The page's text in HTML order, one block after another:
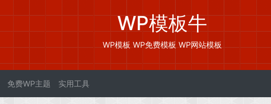
WP模板牛
WP模板 WP免费模板 WP网站模板
免费WP主题 实用工具